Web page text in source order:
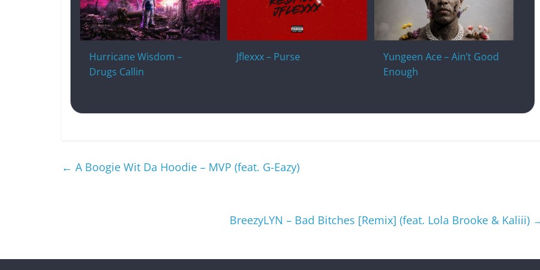
Hurricane Wisdom –
Drugs Callin
Jflexxx – Purse
Yungeen Ace – Ain’t Good
Enough
← A Boogie Wit Da Hoodie – MVP (feat. G-Eazy)
BreezyLYN – Bad Bitches [Remix] (feat. Lola Brooke & Kaliii)